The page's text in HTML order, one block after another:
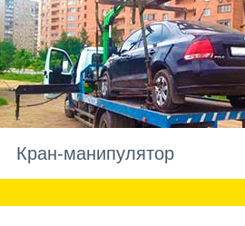
Кран-манипулятор